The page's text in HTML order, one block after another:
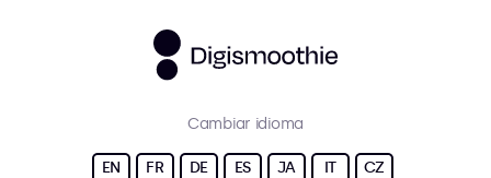
Cambiar idioma
EN FR DE ES JA IT CZ